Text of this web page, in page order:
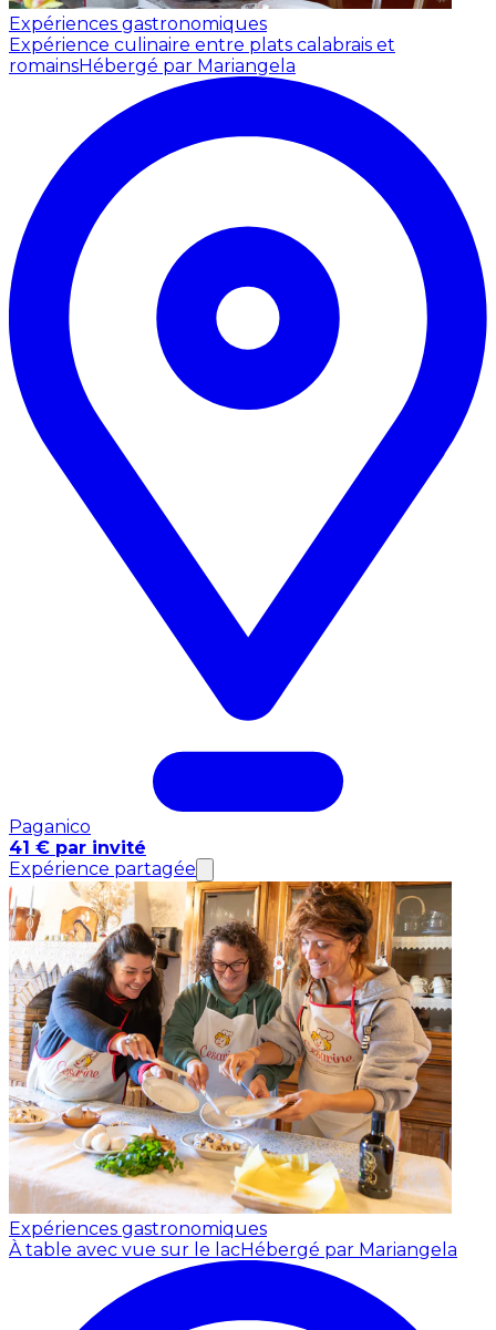
Expériences gastronomiques
Expérience culinaire entre plats calabrais et
romainsHébergé par Mariangela
Paganico
41 € par invité
Expérience partagée
Expériences gastronomiques
À table avec vue sur le lacHébergé par Mariangela